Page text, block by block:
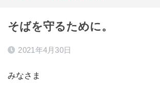
そばを守るために。
2021年4月30日
みなさま